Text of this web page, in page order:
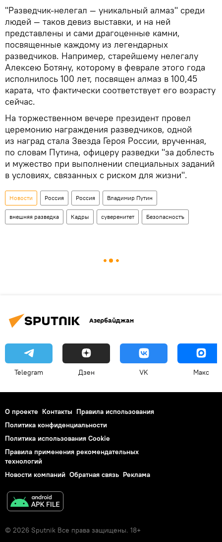
"Разведчик-нелегал — уникальный алмаз" среди
людей — таков девиз выставки, и на ней
представлены и сами драгоценные камни,
посвященные каждому из легендарных
разведчиков. Например, старейшему нелегалу
Алексею Ботяну, которому в феврале этого года
исполнилось 100 лет, посвящен алмаз в 100,45
карата, что фактически соответствует его возрасту
сейчас.
На торжественном вечере президент провел
церемонию награждения разведчиков, одной
из наград стала Звезда Героя России, врученная,
по словам Путина, офицеру разведки "за доблесть
и мужество при выполнении специальных заданий
в условиях, связанных с риском для жизни".
Новости Россия Россия Владимир Путин
внешняя разведка Кадры суверенитет Безопасностъ
Азербайджан
Telegram Дзен VK Макс
О проекте Контакты Правила использования
Политика конфиденциальности
Политика использования Cookie
Правила применения рекомендательных
технологий
Новости компаний Обратная связь Реклама
© 2026 Sputnik Все права защищены. 18+